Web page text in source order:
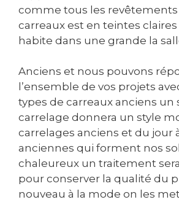
comme tous les revêtements
carreaux est en teintes
habite dans une grande la
Anciens et nous pouvons
l’ensemble de vos projets
types de carreaux anciens un
carrelage donnera un style
carrelages anciens et du jour
anciennes qui forment nos
chaleureux un traitement
pour conserver la qualité du
nouveau à la mode on les